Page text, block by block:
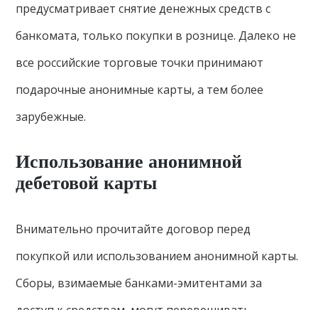
предусматривает снятие денежных средств с
банкомата, только покупки в рознице. Далеко не
все российские торговые точки принимают
подарочные анонимные карты, а тем более
зарубежные.
Использование анонимной
дебетовой карты
Внимательно прочитайте договор перед
покупкой или использованием анонимной карты.
Сборы, взимаемые банками-эмитентами за